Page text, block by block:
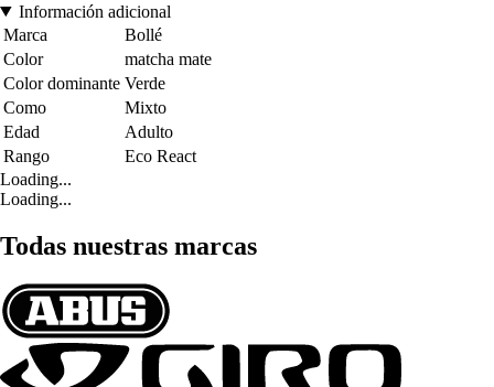
Información adicional
Marca
Bollé
Color
matcha mate
Color dominante Verde
Como
Mixto
Edad
Adulto
Rango
Eco React
Loading...
Loading...
Todas nuestras marcas